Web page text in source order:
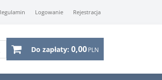
Logowanie Rejestracja
Do zapłaty: 0,00PLN